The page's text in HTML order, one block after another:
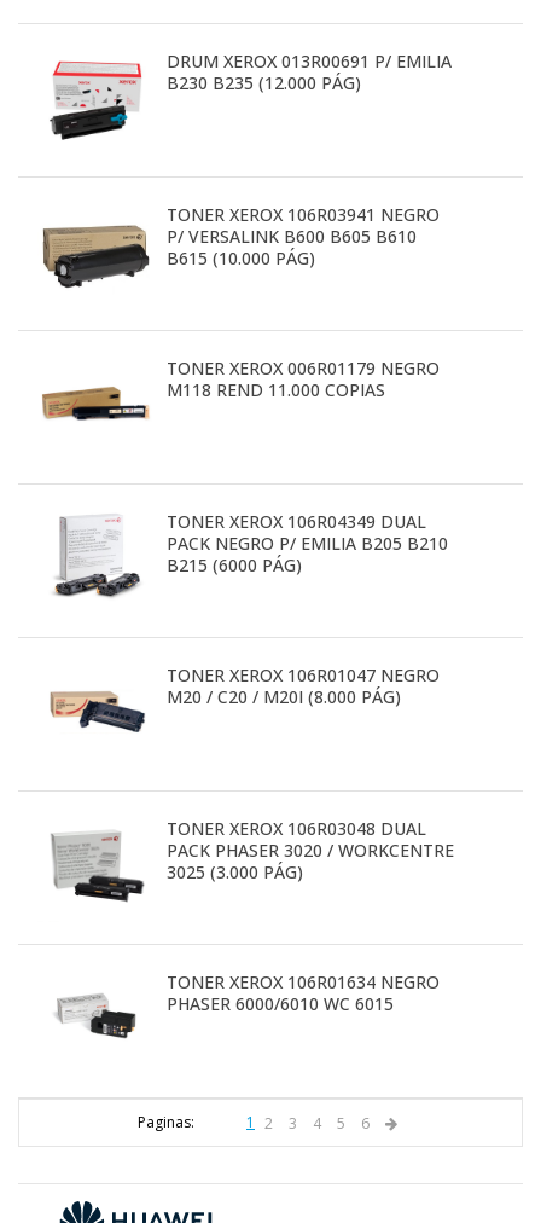
DRUM XEROX 013R00691 P/ EMILIA
B230 B235 (12.000 PÁG)
TONER XEROX 106R03941 NEGRO
P/ VERSALINK B600 B605 B610
B615 (10.000 PÁG)
TONER XEROX 006R01179 NEGRO
M118 REND 11.000 COPIAS
TONER XEROX 106R04349 DUAL
PACK NEGRO P/ EMILIA B205 B210
B215 (6000 PÁG)
TONER XEROX 106R01047 NEGRO
M20 / C20 / M20I (8.000 PÁG)
TONER XEROX 106R03048 DUAL
PACK PHASER 3020 / WORKCENTRE
3025 (3.000 PÁG)
TONER XEROX 106R01634 NEGRO
PHASER 6000/6010 WC 6015
Paginas: 1 2 3 4 5 6